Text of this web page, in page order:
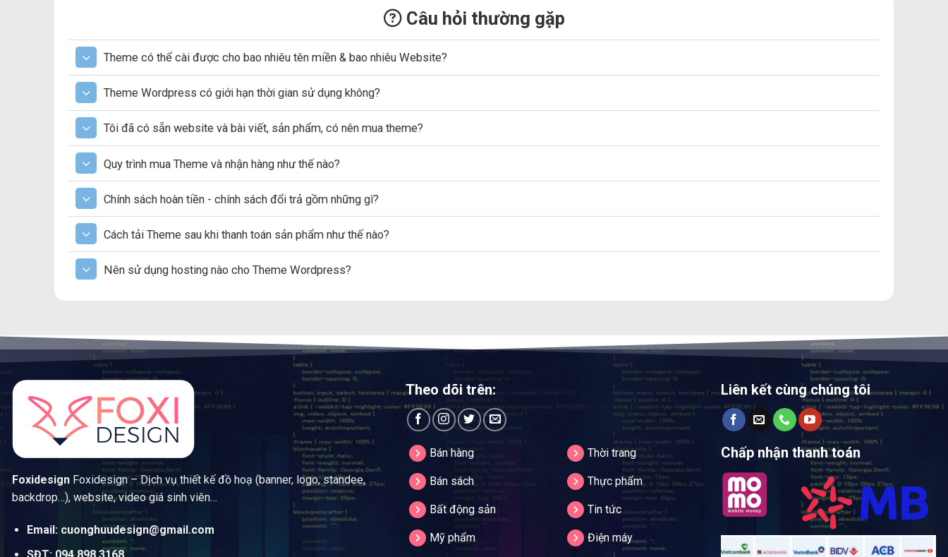
Câu hỏi thường gặp
Theme có thể cài được cho bao nhiêu tên miền & bao nhiêu Website?
Theme Wordpress có giới hạn thời gian sử dụng không?
Tôi đã có sẵn website và bài viết, sản phẩm, có nên mua theme?
Quy trình mua Theme và nhận hàng như thế nào?
Chính sách hoàn tiền - chính sách đổi trả gồm những gì?
Cách tải Theme sau khi thanh toán sản phẩm như thế nào?
Nên sử dụng hosting nào cho Theme Wordpress?
Foxidesign Foxidesign – Dịch vụ thiết kế đồ hoạ (banner, logo, standee,
backdrop…), website, video giá sinh viên…
Email: cuonghuudesign@gmail.com
SĐT: 094 898 3168
Theo dõi trên:
Bán hàng
Bán sách
Bất động sản
Mỹ phẩm
Thời trang
Thực phẩm
Tin tức
Điện máy
Liên kết cùng chúng tôi
Chấp nhận thanh toán